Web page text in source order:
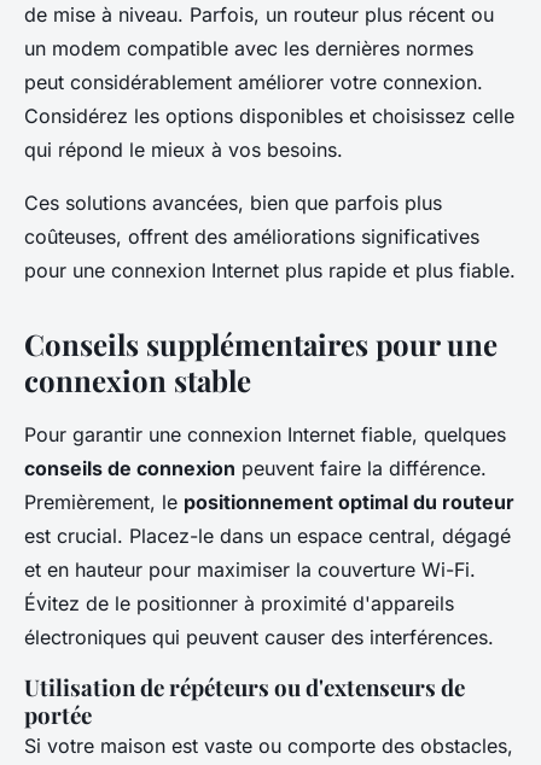
de mise à niveau. Parfois, un routeur plus récent ou
un modem compatible avec les dernières normes
peut considérablement améliorer votre connexion.
Considérez les options disponibles et choisissez celle
qui répond le mieux à vos besoins.
Ces solutions avancées, bien que parfois plus
coûteuses, offrent des améliorations significatives
pour une connexion Internet plus rapide et plus fiable.
Conseils supplémentaires pour une
connexion stable
Pour garantir une connexion Internet fiable, quelques
conseils de connexion peuvent faire la différence.
Premièrement, le positionnement optimal du routeur
est crucial. Placez-le dans un espace central, dégagé
et en hauteur pour maximiser la couverture Wi-Fi.
Évitez de le positionner à proximité d'appareils
électroniques qui peuvent causer des interférences.
Utilisation de répéteurs ou d'extenseurs de
portée
Si votre maison est vaste ou comporte des obstacles,